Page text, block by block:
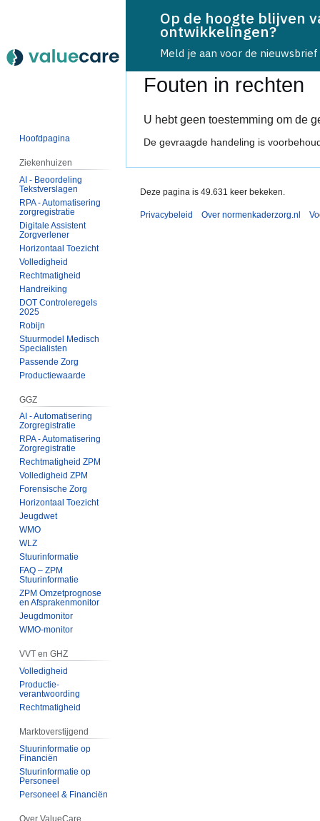
Fouten in rechten
Naar
springen
Naar
springen
U hebt geen toestemming om de
De gevraagde handeling is
Op de hoogte blijven
ontwikkelingen?
Meld je aan voor de nieuwsbrief
Hoofdpagina
Ziekenhuizen
AI - Beoordeling
Tekstverslagen
RPA - Automatisering
zorgregistratie
Digitale Assistent
Zorgverlener
Horizontaal Toezicht
Volledigheid
Rechtmatigheid
Handreiking
DOT Controleregels
2025
Robijn
Stuurmodel Medisch
Specialisten
Passende Zorg
Productiewaarde
GGZ
AI - Automatisering
Zorgregistratie
RPA - Automatisering
Zorgregistratie
Rechtmatigheid ZPM
Volledigheid ZPM
Forensische Zorg
Horizontaal Toezicht
Jeugdwet
WMO
WLZ
Stuurinformatie
FAQ – ZPM
Stuurinformatie
ZPM Omzetprognose
en Afsprakenmonitor
Jeugdmonitor
WMO-monitor
VVT en GHZ
Volledigheid
Productie-
verantwoording
Rechtmatigheid
Marktoverstijgend
Stuurinformatie op
Financiën
Stuurinformatie op
Personeel
Personeel & Financiën
Over ValueCare
Deze pagina is 49.631 keer bekeken.
Privacybeleid Over normenkaderzorg.nl